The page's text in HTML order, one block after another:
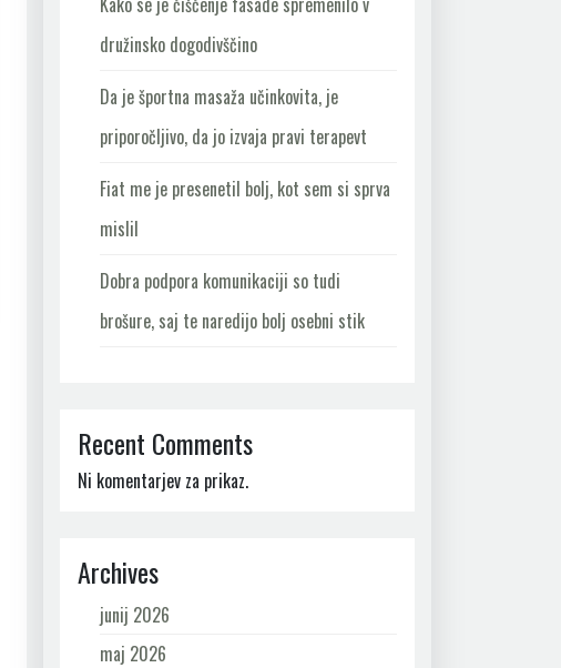
družinsko dogodivščino
Da je športna masaža učinkovita, je
priporočljivo, da jo izvaja pravi terapevt
Fiat me je presenetil bolj, kot sem si sprva
mislil
Dobra podpora komunikaciji so tudi
brošure, saj te naredijo bolj osebni stik
Recent Comments
Ni komentarjev za prikaz.
Archives
junij 2026
maj 2026